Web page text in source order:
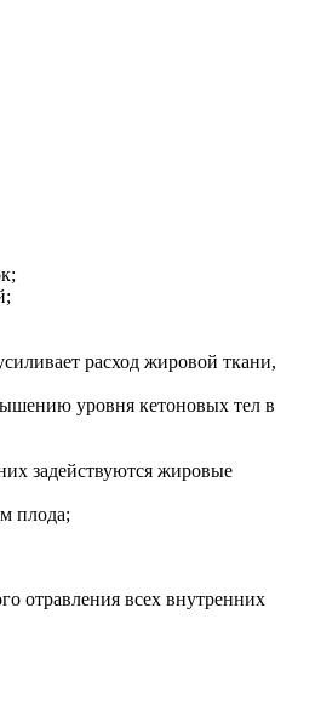
расход жировой ткани,
уровня кетоновых тел в
задействуются жировые
плода;
отравления всех внутренних